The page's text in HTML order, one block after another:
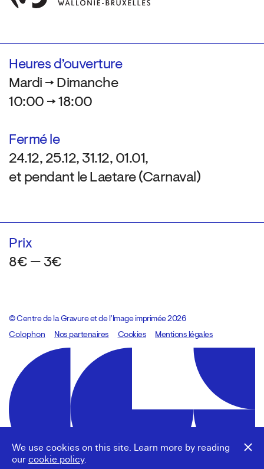
We use cookies on this site. Learn more by reading
our cookie policy.
Heures d’ouverture
Mardi → Dimanche
10:00 → 18:00
Fermé le
24.12, 25.12, 31.12, 01.01,
et pendant le Laetare (Carnaval)
Prix
8€ — 3€
© Centre de la Gravure et de l’Image imprimée 2026
Colophon
Design:Marcel Kaczmarek, code:8080.studio
Nos partenaires Cookies Mentions légales